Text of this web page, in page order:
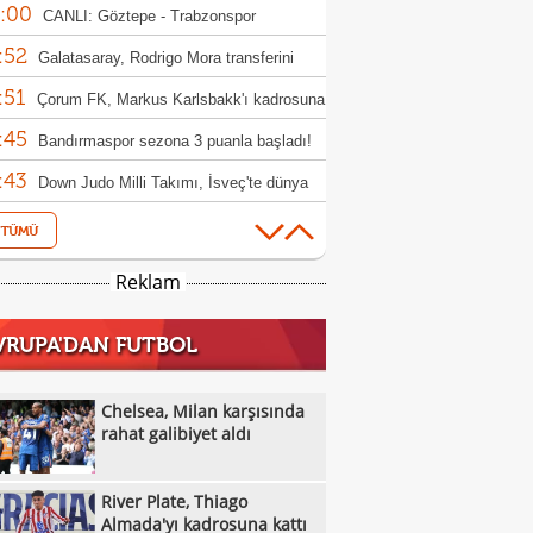
yarışını 20. sırada tamamladı
CANLI: Göztepe - Trabzonspor
Galatasaray, Rodrigo Mora transferini
Çorum FK, Markus Karlsbakk'ı kadrosuna
Bandırmaspor sezona 3 puanla başladı!
Down Judo Milli Takımı, İsveç'te dünya
oldu
Galatasaray'ın stoper adayları belli oldu
Ferhat Akbaş, Asya'da yılın başantrenörü
Karakuzulu
Brighton, Roma'yı farklı geçti!
etti!Kasımpaşa, Muhammed Emin Bektaş'ı
Boluspor'da 2 yeni transfer
Samsunspor, Kasımpaşa'yı mağlup etti!
Reklam
FUTBOL
Chelsea, Milan karşısında
rahat galibiyet aldı
River Plate, Thiago
Almada'yı kadrosuna kattı